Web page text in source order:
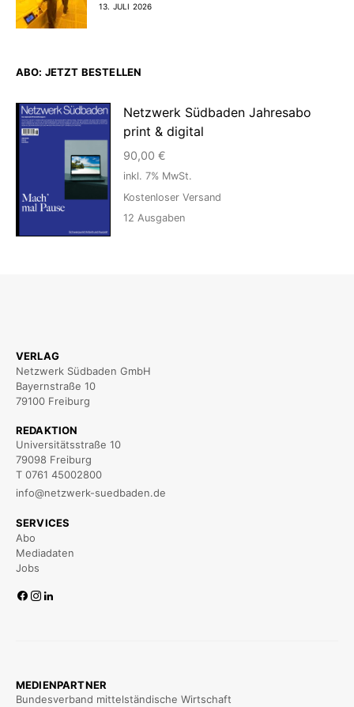
13. JULI 2026
ABO: JETZT BESTELLEN
Netzwerk Südbaden Jahresabo
print & digital
90,00 €
inkl. 7% MwSt.
Kostenloser Versand
12 Ausgaben
VERLAG
Netzwerk Südbaden GmbH
Bayernstraße 10
79100 Freiburg
REDAKTION
Universitätsstraße 10
79098 Freiburg
T 0761 45002800
info@netzwerk-suedbaden.de
SERVICES
Abo
Mediadaten
Jobs
MEDIENPARTNER
Bundesverband mittelständische Wirtschaft